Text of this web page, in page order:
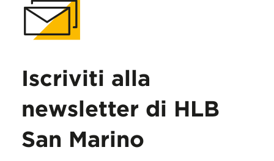
Iscriviti alla
newsletter di HLB
San Marino